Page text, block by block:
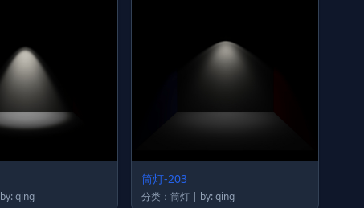
分类：筒灯 | by: qing
筒灯-203
分类：筒灯 | by: qing